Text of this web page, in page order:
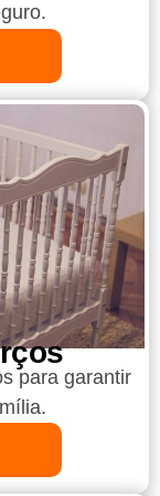
para garantir